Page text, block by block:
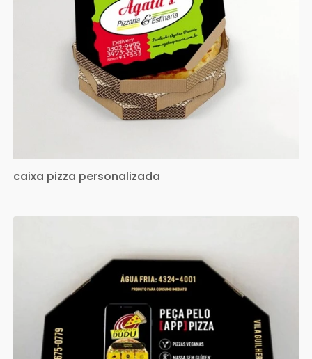
caixa pizza personalizada